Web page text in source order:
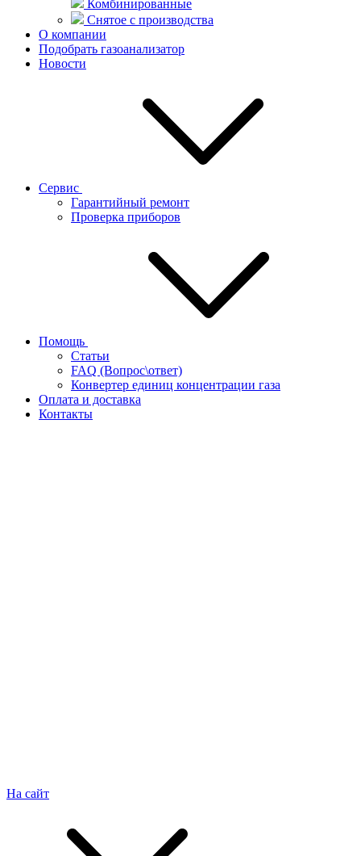
Комбинированные
Снятое с производства
О компании
Подобрать газоанализатор
Новости
Сервис
Гарантийный ремонт
Проверка приборов
Помощь
Статьи
FAQ (Вопрос\ответ)
Конвертер единиц концентрации газа
Оплата и доставка
Контакты
На сайт